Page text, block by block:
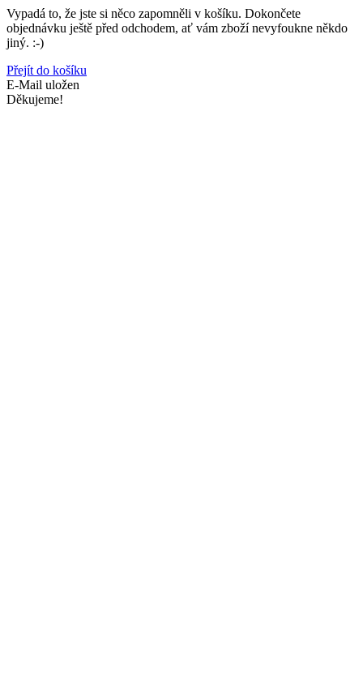
Vypadá to, že jste si něco zapomněli v košíku. Dokončete
objednávku ještě před odchodem, ať vám zboží nevyfoukne někdo
jiný. :-)
Přejít do košíku
E-Mail uložen
Děkujeme!